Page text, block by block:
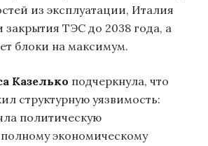
из эксплуатации, Италия
закрытия ТЭС до 2038 года, а
блоки на максимум.
Казелько подчеркнула, что
структурную уязвимость:
политическую
экономическому